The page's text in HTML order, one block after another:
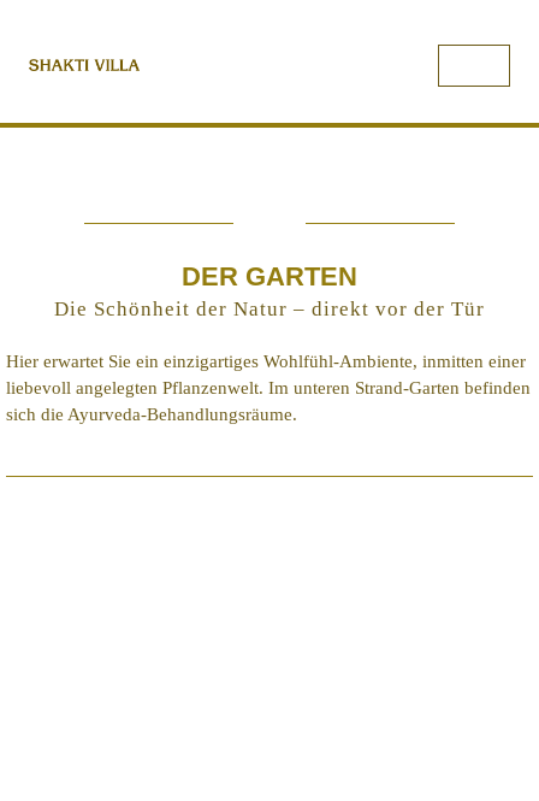
DER GARTEN
Die Schönheit der Natur – direkt vor der Tür
Hier erwartet Sie ein einzigartiges Wohlfühl-Ambiente, inmitten einer
liebevoll angelegten Pflanzenwelt. Im unteren Strand-Garten befinden
sich die Ayurveda-Behandlungsräume.